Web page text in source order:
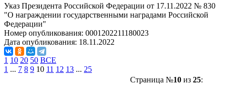
Указ Президента Российской Федерации от 17.11.2022 № 830
"О награждении государственными наградами Российской
Федерации"
Номер опубликования: 0001202211180023
Дата опубликования: 18.11.2022
1 10 20 50 ВСЕ
1 ... 7 8 9 10 11 12 13 ... 25
Страница №10из 25: